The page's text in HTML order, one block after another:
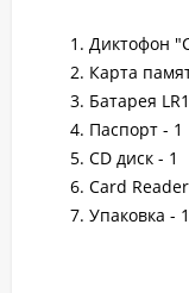
Диктофон
Карта
Батарея
Паспорт - 1
CD диск - 1
Card
Упаковка - 1